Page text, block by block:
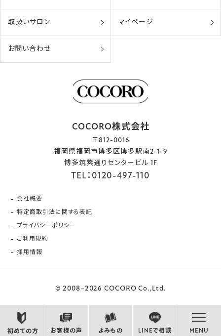
初めての方 お客様の声 よみもの LINEで相談 MENU
取扱いサロン マイページ
お問い合わせ
COCORO株式会社
〒812-0016
福岡県福岡市博多区博多駅南2-1-9
博多筑紫通りセンタービル 1F
TEL：0120-497-110
会社概要
特定商取引法に関する表記
プライバシーポリシー
ご利用規約
採用情報
© 2008–2026 COCORO Co.,Ltd.